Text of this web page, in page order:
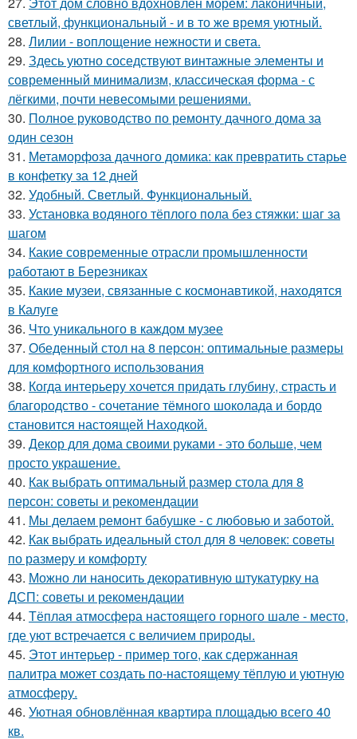
светлый, функциональный - и в то же время уютный.
28. Лилии - воплощение нежности и света.
29. Здесь уютно соседствуют винтажные элементы и
современный минимализм, классическая форма - с
лёгкими, почти невесомыми решениями.
30. Полное руководство по ремонту дачного дома за
один сезон
31. Метаморфоза дачного домика: как превратить старье
в конфетку за 12 дней
32. Удобный. Светлый. Функциональный.
33. Установка водяного тёплого пола без стяжки: шаг за
шагом
34. Какие современные отрасли промышленности
работают в Березниках
35. Какие музеи, связанные с космонавтикой, находятся
в Калуге
36. Что уникального в каждом музее
37. Обеденный стол на 8 персон: оптимальные размеры
для комфортного использования
38. Когда интерьеру хочется придать глубину, страсть и
благородство - сочетание тёмного шоколада и бордо
становится настоящей Находкой.
39. Декор для дома своими руками - это больше, чем
просто украшение.
40. Как выбрать оптимальный размер стола для 8
персон: советы и рекомендации
41. Мы делаем ремонт бабушке - с любовью и заботой.
42. Как выбрать идеальный стол для 8 человек: советы
по размеру и комфорту
43. Можно ли наносить декоративную штукатурку на
ДСП: советы и рекомендации
44. Тёплая атмосфера настоящего горного шале - место,
где уют встречается с величием природы.
45. Этот интерьер - пример того, как сдержанная
палитра может создать по-настоящему тёплую и уютную
атмосферу.
46. Уютная обновлённая квартира площадью всего 40
кв.